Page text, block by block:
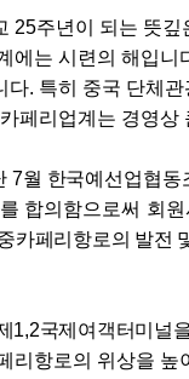
25주년이 되는 뜻깊
에는 시련의 해입니
다. 특히 중국 단체
페리업계는 경영
7월 한국예선업협동
합의 함으로써 회
카페리항로의 발전
1,2국제여객터미널
리항로의 위상을 높